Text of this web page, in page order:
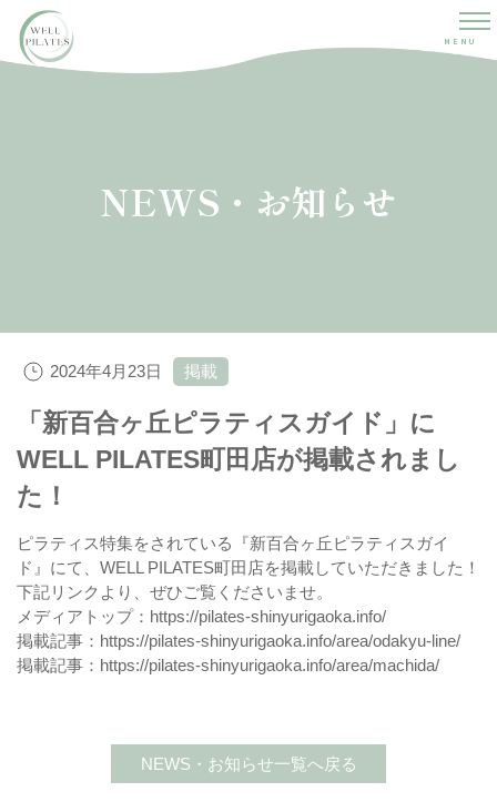
MENU
NEWS・お知らせ
2024年4月23日 掲載
「新百合ヶ丘ピラティスガイド」に
WELL PILATES町田店が掲載されまし
た！
ピラティス特集をされている『新百合ヶ丘ピラティスガイ
ド』にて、WELL PILATES町田店を掲載していただきました！
下記リンクより、ぜひご覧くださいませ。
メディアトップ： https://pilates-shinyurigaoka.info/
掲載記事： https://pilates-shinyurigaoka.info/area/odakyu-line/
掲載記事： https://pilates-shinyurigaoka.info/area/machida/
NEWS・お知らせ一覧へ戻る